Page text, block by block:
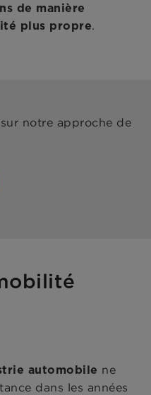
de manière
plus propre.
notre approche de
automobile ne
dans les années